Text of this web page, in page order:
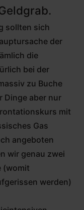
sollten sich
der
die
bei der
zu Buche
Dinge aber nur
mit
Gas
angeboten
wir genau zwei
(womit
werden)